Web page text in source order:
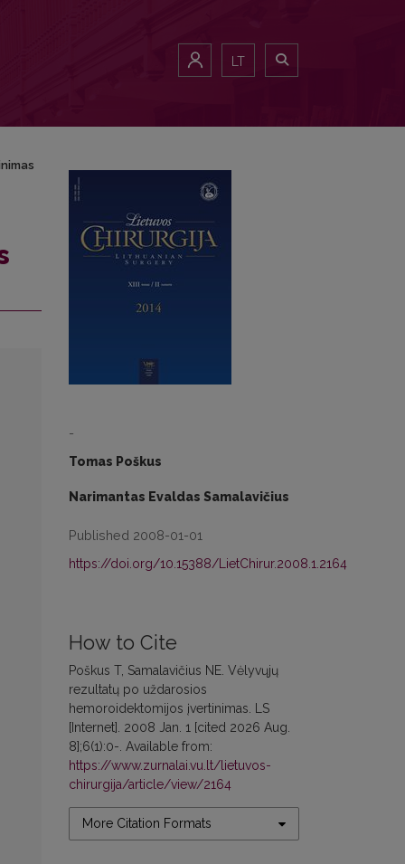
LT
-
Tomas Poškus
Narimantas Evaldas Samalavičius
Published 2008-01-01
https://doi.org/10.15388/LietChirur.2008.1.2164
How to Cite
Poškus T, Samalavičius NE. Vėlyvųjų
rezultatų po uždarosios
hemoroidektomijos įvertinimas. LS
[Internet]. 2008 Jan. 1 [cited 2026 Aug.
8];6(1):0-. Available from:
https://www.zurnalai.vu.lt/lietuvos-
chirurgija/article/view/2164
More Citation Formats